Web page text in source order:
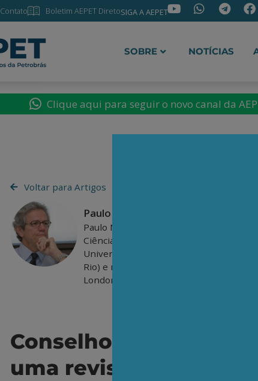
Contato Boletim AEPET DiretoSIGA A AEPET
SOBRE NOTÍCIAS
Clique aqui para seguir o novo canal da
Voltar para Artigos
Paulo Nogueira Batista Jr.
Paulo Nogueira Batista Jr. é graduado em
Ciências Econômicas pela Pontifícia
Universidade Católica do Rio de Janeiro
Rio) e mestre em História Econômica
London School of Economics.
Conselho Monetário
uma revisão necessária